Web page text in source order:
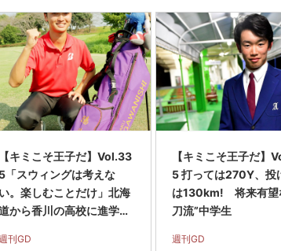
【キミこそ王子だ】Vol.33
5「スウィングは考えな
い。楽しむことだけ」北海
から香川の高校に進学し
刊GD
【キミこそ王子だ】
5 打っては270Y、投
は130km! 将来有望
刀流”中学生
週刊GD